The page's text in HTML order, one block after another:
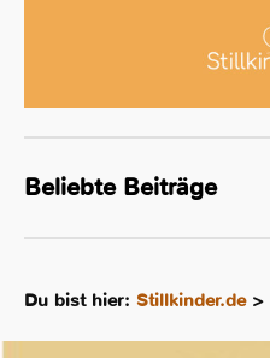
Beliebte Beiträge
Du bist hier: Stillkinder.de>